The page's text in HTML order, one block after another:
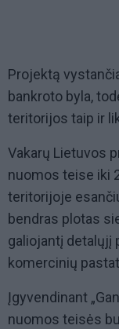
Projektą
bankroto byla,
teritorijos taip ir
Vakarų Lietuvos
nuomos teise iki
teritorijoje
bendras plotas
galiojantį detalųjį
komercinių
Įgyvendinant
nuomos teisės